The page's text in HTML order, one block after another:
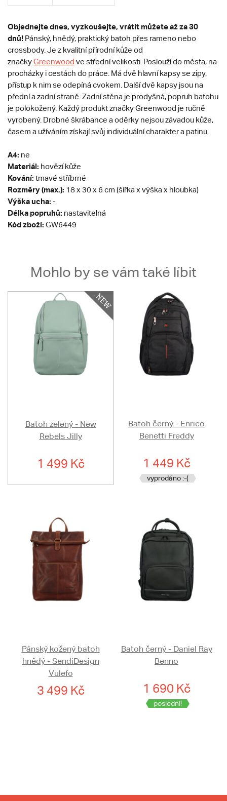
Objednejte dnes, vyzkoušejte, vrátit můžete až za 30
dnů! Pánský, hnědý, praktický batoh přes rameno nebo
crossbody. Je z kvalitní přírodní kůže od
značkyGreenwood ve střední velikosti. Poslouží do města, na
procházky i cestách do práce. Má dvě hlavní kapsy se zipy,
přístup k nim se odepíná cvokem. Další dvě kapsy jsou na
přední a zadní straně. Zadní stěna je prodyšná, popruh batohu
je polokožený. Každý produkt značky Greenwood je ručně
vyrobený. Drobné škrábance a oděrky nejsou závadou kůže,
časem a užíváním získají svůj individuální charakter a patinu.
A4: ne
Materiál: hovězí kůže
Kování: tmavé stříbrné
Rozměry (max.): 18 x 30 x 6 cm (šířka x výška x hloubka)
Výška ucha: -
Délka popruhů: nastavitelná
Kód zboží: GW6449
Mohlo by se vám také líbit
Batoh zelený - New
Rebels Jilly
1 499 Kč
Batoh černý - Enrico
Benetti Freddy
1 449 Kč
vyprodáno :-(
Pánský kožený batoh
hnědý - SendiDesign
Vulefo
3 499 Kč
Batoh černý - Daniel Ray
Benno
1 690 Kč
poslední!